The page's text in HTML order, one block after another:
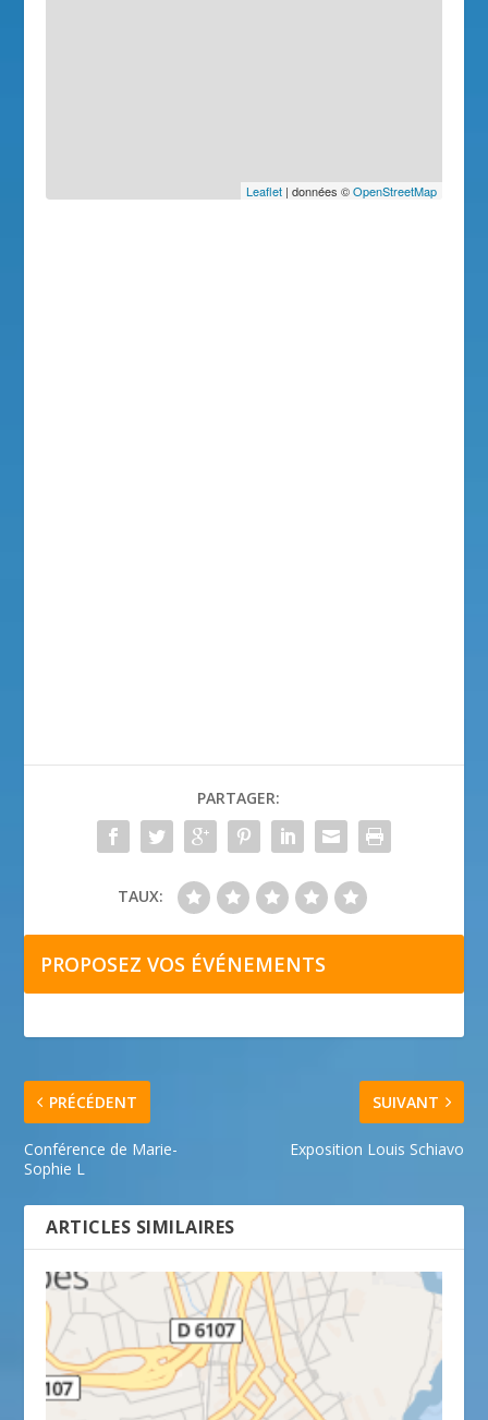
Leaflet| données ©OpenStreetMap
PARTAGER:
TAUX:
PROPOSEZ VOS ÉVÉNEMENTS
PRÉCÉDENT
Conférence de Marie-
Sophie L
SUIVANT
Exposition Louis Schiavo
ARTICLES SIMILAIRES